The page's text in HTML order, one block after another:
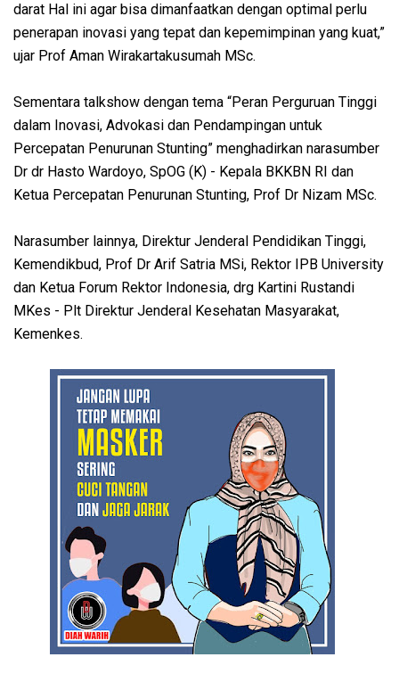
darat Hal ini agar bisa dimanfaatkan dengan optimal perlu
penerapan inovasi yang tepat dan kepemimpinan yang kuat,”
ujar Prof Aman Wirakartakusumah MSc.
Sementara talkshow dengan tema “Peran Perguruan Tinggi
dalam Inovasi, Advokasi dan Pendampingan untuk
Percepatan Penurunan Stunting” menghadirkan narasumber
Dr dr Hasto Wardoyo, SpOG (K) - Kepala BKKBN RI dan
Ketua Percepatan Penurunan Stunting, Prof Dr Nizam MSc.
Narasumber lainnya, Direktur Jenderal Pendidikan Tinggi,
Kemendikbud, Prof Dr Arif Satria MSi, Rektor IPB University
dan Ketua Forum Rektor Indonesia, drg Kartini Rustandi
MKes - Plt Direktur Jenderal Kesehatan Masyarakat,
Kemenkes.